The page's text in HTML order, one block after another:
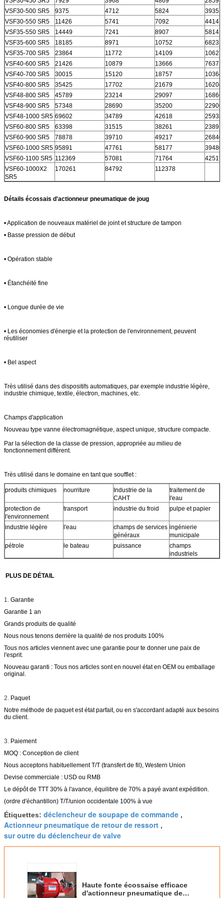
VSF30-500 SR5
9375 4712 5824
3935
VSF30-550 SR5
11426 5741 7092
4414
VSF35-550 SR5
14449 7241 8907
5814
VSF35-600 SR5
18185 8971 10752
6823
VSF35-700 SR5
23864 11772 14109
10627
VSF40-600 SR5
21426 10879 13666
7637
VSF40-700 SR5
30015 15120 18757
10364
VSF40-800 SR5
35425 17702 21679
16204
VSF48-800 SR5
45789 23214 29097
16866
VSF48-900 SR5
57348 28690 35200
22906
VSF48-1000 SR5 69602 34789 42618
25938
VSF60-800 SR5
63398 31515 38261
23891
VSF60-900 SR5
78878 39710 49217
26840
VSF60-1000 SR5 95891 47761 58177
39480
VSF60-1100 SR5 112369 57081 71764
42517
VSF60-1000X2
SR5
170261 84792 112378
Détails écossais d'actionneur pneumatique de joug
• Application de nouveaux matériel de joint et structure de tampon
• Basse pression de début
• Opération stable
• Étanchéité fine
• Longue durée de vie
• Les économies d'énergie et la protection de l'environnement, peuvent
réutiliser
• Bel aspect
Très utilisé dans des dispositifs automatiques, par exemple industrie légère,
industrie chimique, textile, électron, machines, etc.
Champs d'application
Nouveau type vanne électromagnétique, aspect unique, structure compacte.
Par la sélection de la classe de pression, appropriée au milieu de
fonctionnement différent.
Très utilisé dans le domaine en tant que soufflet :
produits chimiques nourriture
Industrie de la
CAHT
traitement de
l'eau
protection de
l'environnement
transport industrie du froid pulpe et papier
industrie légère l'eau
champs de services
généraux
ingénierie
municipale
pétrole
le bateau puissance
champs
industriels
PLUS DE DÉTAIL
1. Garantie
Garantie 1 an
Grands produits de qualité
Nous nous tenons derrière la qualité de nos produits 100%
Tous nos articles viennent avec une garantie pour te donner une paix de
l'esprit.
Nouveau garanti : Tous nos articles sont en nouvel état en OEM ou emballage
original.
2. Paquet
Notre méthode de paquet est état parfait, ou en s'accordant adapté aux besoins
du client.
3. Paiement
MOQ : Conception de client
Nous acceptons habituellement T/T (transfert de fil), Western Union
Devise commerciale : USD ou RMB
Le dépôt de TTT 30% à l'avance, équilibre de 70% a payé avant expédition.
(ordre d'échantillon) T/T/union occidentale 100% à vue
Étiquettes: déclencheur de soupape de commande ,
Actionneur pneumatique de retour de ressort ,
sur outre du déclencheur de valve
Haute fonte écossaise efficace
d'actionneur pneumatique de